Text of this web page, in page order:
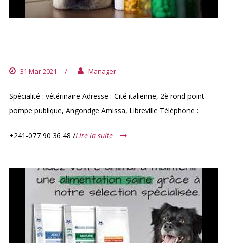
31 Mar 2021 / Manager
Spécialité : vétérinaire Adresse : Cité italienne, 2è rond point
pompe publique, Angondge Amissa, Libreville Téléphone :
+241-077 90 36 48 /Lire la suite